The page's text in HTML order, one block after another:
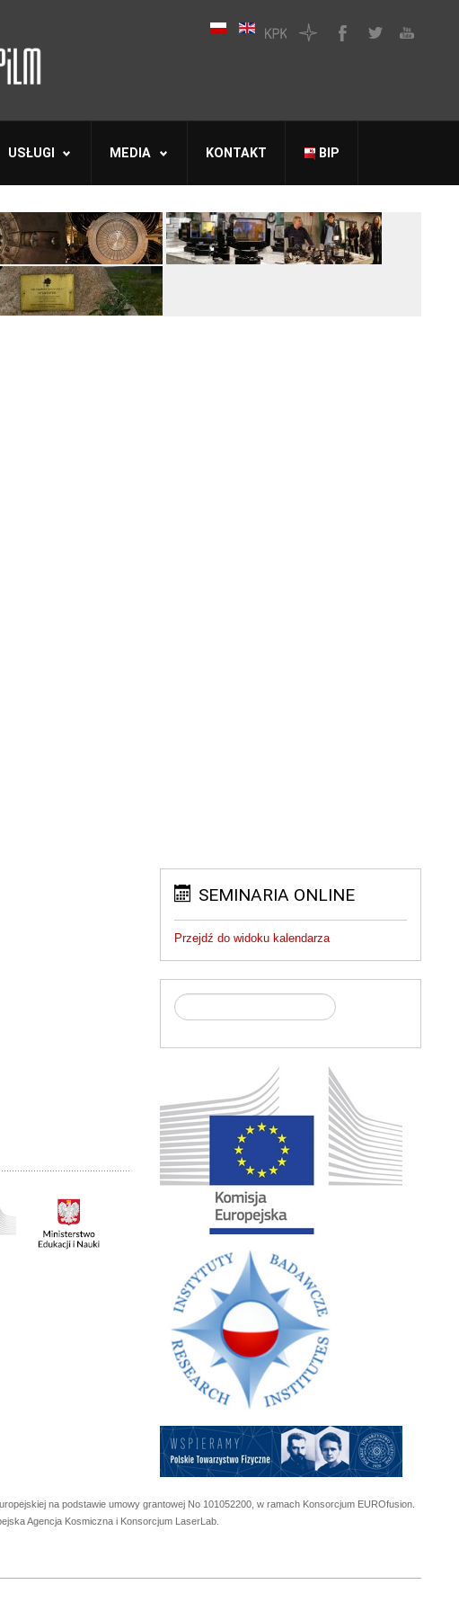
USŁUGI MEDIA KONTAKT BIP
SEMINARIA ONLINE
Przejdź do widoku kalendarza
na podstawie umowy grantowej No 101052200, w ramach Konsorcjum EUROfusion.
Agencja Kosmiczna i Konsorcjum LaserLab.